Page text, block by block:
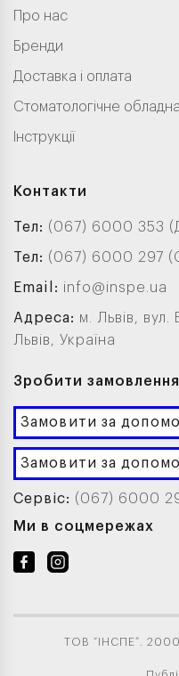
Про нас
Бренди
Доставка і оплата
Стоматологічне
Інструкції
Контакти
Тел: (067) 6000 353
Тел: (067) 6000 297
Email: info@inspe.ua
Адреса: м. Львів, вул.
Львів, Україна
Зробити замовлення
Замовити за
Замовити за
Сервіс: (067) 6000
Ми в соцмережах
ТОВ “ІНСПЕ”.